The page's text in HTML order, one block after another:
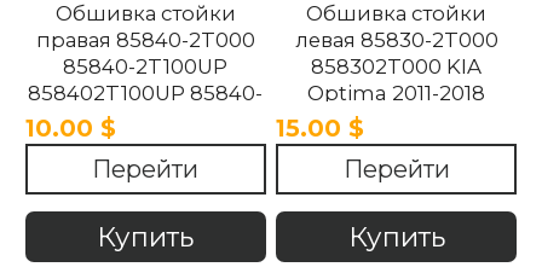
Обшивка стойки
правая 85840-2T000
85840-2T100UP
858402T100UP 85840-
2T100UP KIA Optima
2011-2018
10.00 $
Перейти
Купить
Обшивка стойки
левая 85830-2T000
858302T000 KIA
Optima 2011-2018
15.00 $
Перейти
Купить